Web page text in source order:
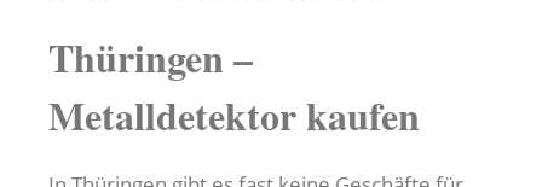
Thüringen –
Metalldetektor kaufen